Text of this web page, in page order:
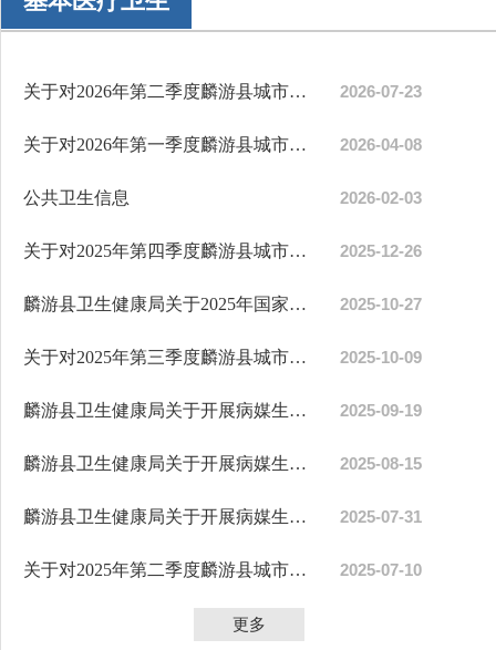
关于对2026年第二季度麟游县城市供水水质检测结果的公示 2026-07-23
关于对2026年第一季度麟游县城市供水水质检测结果的公示 2026-04-08
公共卫生信息 2026-02-03
关于对2025年第四季度麟游县城市供水水质检测结果的公示 2025-12-26
麟游县卫生健康局关于2025年国家随机监督抽查结果的公示 2025-10-27
关于对2025年第三季度麟游县城市供水水质检测结果的公示 2025-10-09
麟游县卫生健康局关于开展病媒生物集中消杀的通告 2025-09-19
麟游县卫生健康局关于开展病媒生物集中消杀的通告 2025-08-15
麟游县卫生健康局关于开展病媒生物集中消杀的通告 2025-07-31
关于对2025年第二季度麟游县城市供水水质检测结果的公示 2025-07-10
更多